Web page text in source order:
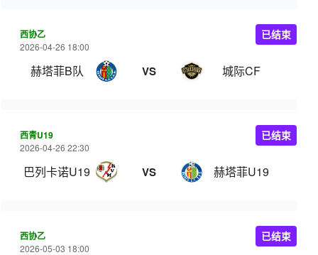
西协乙
2026-04-26 18:00
赫塔菲B队 VS 城际CF
已结束
西青U19
2026-04-26 22:30
巴列卡诺U19 VS 赫塔菲U19
已结束
西协乙
2026-05-03 18:00
已结束